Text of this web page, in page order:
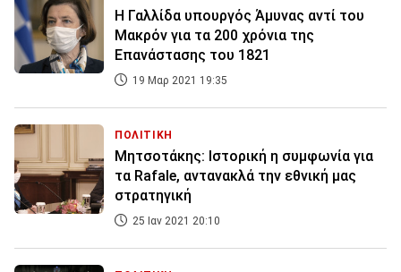
Η Γαλλίδα υπουργός Άμυνας αντί του
Μακρόν για τα 200 χρόνια της
Επανάστασης του 1821
19 Μαρ 2021 19:35
ΠΟΛΙΤΙΚΗ
Μητσοτάκης: Ιστορική η συμφωνία για
τα Rafale, αντανακλά την εθνική μας
στρατηγική
25 Ιαν 2021 20:10